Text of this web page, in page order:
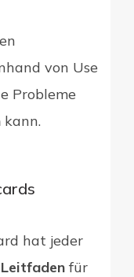
von Use
Probleme
kann.
hat jeder
Leitfaden für